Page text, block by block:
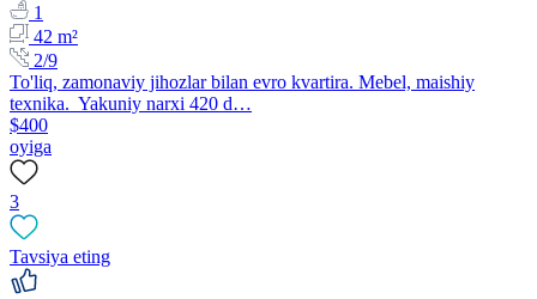
1
42 m²
2/9
To'liq, zamonaviy jihozlar bilan evro kvartira. Mebel, maishiy
texnika. Yakuniy narxi 420 d…
$400
oyiga
3
Tavsiya eting